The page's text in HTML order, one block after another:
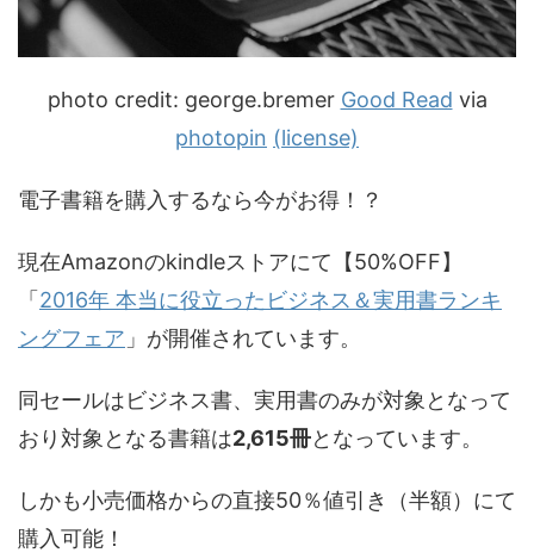
photo credit: george.bremer Good Read via
photopin (license)
電子書籍を購入するなら今がお得！？
現在Amazonのkindleストアにて【50%OFF】
「 2016年 本当に役立ったビジネス＆実用書ランキ
ングフェア 」が開催されています。
同セールはビジネス書、実用書のみが対象となって
おり対象となる書籍は2,615冊となっています。
しかも小売価格からの直接50％値引き（半額）にて
購入可能！